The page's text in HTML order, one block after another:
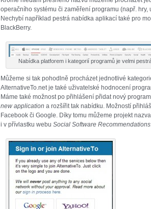
operačního systému či zaměření programu (např.
Nechybí například pestrá nabídka aplikací také pro
BlackBerry.
Nabídka platforem i kategorií programů je velmi
Můžeme si tak pohodlně procházet jednotlivé
AlternativeTo.net je také uživatelské hodnocení
Máme také možnost po přihlášení přidat nový
new application a rozšířit tak nabídku. Možností
Facebook či Google. Díky tomu můžeme projekt
i v přívlastku webu Social Software Recommendations